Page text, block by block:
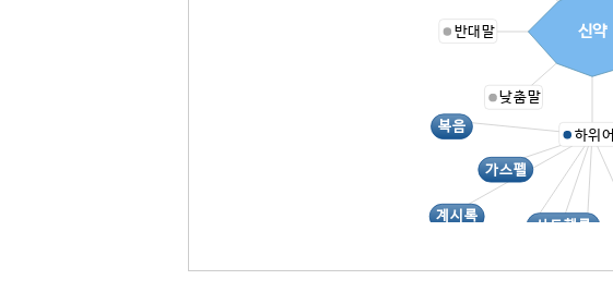
사도행록
사도행전
가스펠
계시록
복음
하위어
낮춤말
반대말 신약